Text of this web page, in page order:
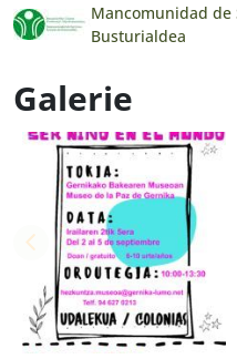
Mancomunidad de
Busturialdea
Galerie